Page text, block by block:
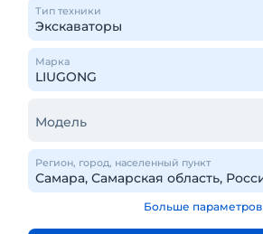
Тип техники
Марка
Модель
Регион, город, населенный пункт
Больше параметров